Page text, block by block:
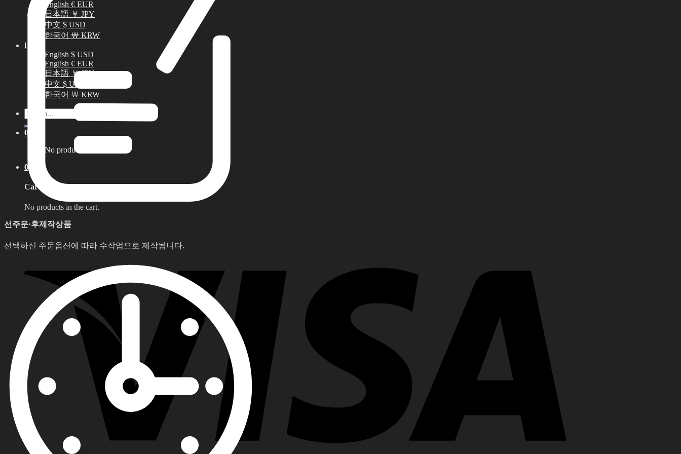
English € EUR
日本語 ￥ JPY
中文 $ USD
한국어 ￦ KRW
LILA
English $ USD
English € EUR
日本語 ￥ JPY
中文 $ USD
한국어 ￦ KRW
Search
for:
0
No products in the cart.
0
Cart
No products in the cart.
선주문·후제작상품
선택하신 주문옵션에 따라 수작업으로 제작됩니다.